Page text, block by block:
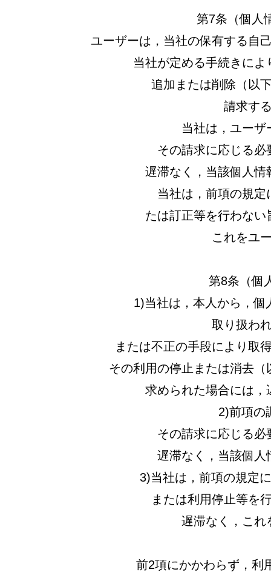
第7条（個人
ユーザーは，当社の保有する自
当社が定める手続きに
追加または削除（以
請求す
当社は，ユー
その請求に応じる
遅滞なく，当該個人
当社は，前項の規
たは訂正等を行わな
これをユ
第8条（個
1)当社は，本人から，
取り扱わ
または不正の手段により取
その利用の停止または消去
求められた場合には
2)前項の
その請求に応じる
遅滞なく，当該個人
3)当社は，前項の規定
または利用停止等を
遅滞なく，これ
前2項にかかわらず，利